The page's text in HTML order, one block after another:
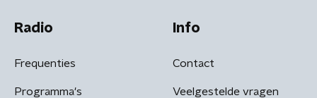
Radio
Frequenties
Programma's
Info
Contact
Veelgestelde vragen